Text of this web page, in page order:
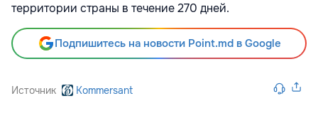
территории страны в течение 270 дней.
Подпишитесь на новости Point.md в Google
Источник Kommersant